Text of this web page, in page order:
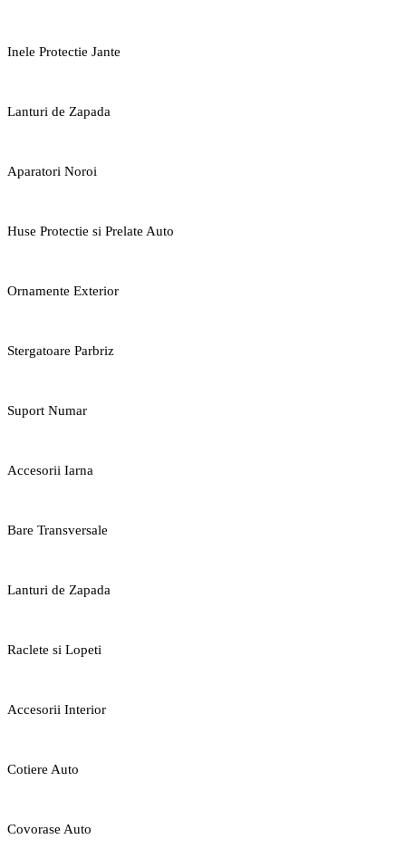
Inele Protectie Jante
Lanturi de Zapada
Aparatori Noroi
Huse Protectie si Prelate Auto
Ornamente Exterior
Stergatoare Parbriz
Suport Numar
Accesorii Iarna
Bare Transversale
Lanturi de Zapada
Raclete si Lopeti
Accesorii Interior
Cotiere Auto
Covorase Auto